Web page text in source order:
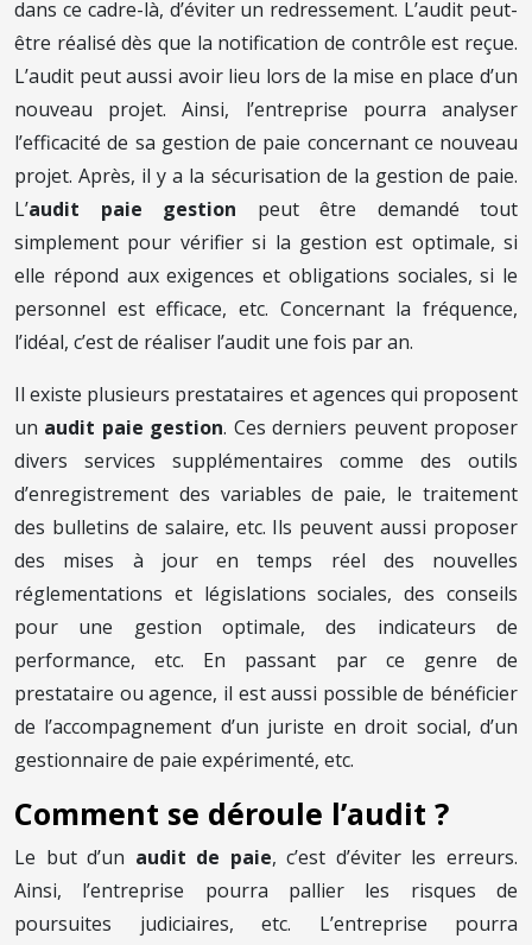
dans ce cadre-là, d’éviter un redressement. L’audit peut-
être réalisé dès que la notification de contrôle est reçue.
L’audit peut aussi avoir lieu lors de la mise en place d’un
nouveau projet. Ainsi, l’entreprise pourra analyser
l’efficacité de sa gestion de paie concernant ce nouveau
projet. Après, il y a la sécurisation de la gestion de paie.
L’audit paie gestion peut être demandé tout
simplement pour vérifier si la gestion est optimale, si
elle répond aux exigences et obligations sociales, si le
personnel est efficace, etc. Concernant la fréquence,
l’idéal, c’est de réaliser l’audit une fois par an.
Il existe plusieurs prestataires et agences qui proposent
un audit paie gestion. Ces derniers peuvent proposer
divers services supplémentaires comme des outils
d’enregistrement des variables de paie, le traitement
des bulletins de salaire, etc. Ils peuvent aussi proposer
des mises à jour en temps réel des nouvelles
réglementations et législations sociales, des conseils
pour une gestion optimale, des indicateurs de
performance, etc. En passant par ce genre de
prestataire ou agence, il est aussi possible de bénéficier
de l’accompagnement d’un juriste en droit social, d’un
gestionnaire de paie expérimenté, etc.
Comment se déroule l’audit ?
Le but d’un audit de paie, c’est d’éviter les erreurs.
Ainsi, l’entreprise pourra pallier les risques de
poursuites judiciaires, etc. L’entreprise pourra